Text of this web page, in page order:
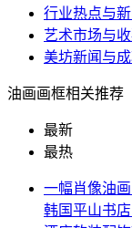
行业热点与
艺术市场与
美坊新闻与成
油画画框相关推荐
最新
最热
一幅肖像油
韩国平山书